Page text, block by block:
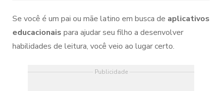
Se você é um pai ou mãe latino em busca de aplicativos
educacionais para ajudar seu filho a desenvolver
habilidades de leitura, você veio ao lugar certo.
Publicidade